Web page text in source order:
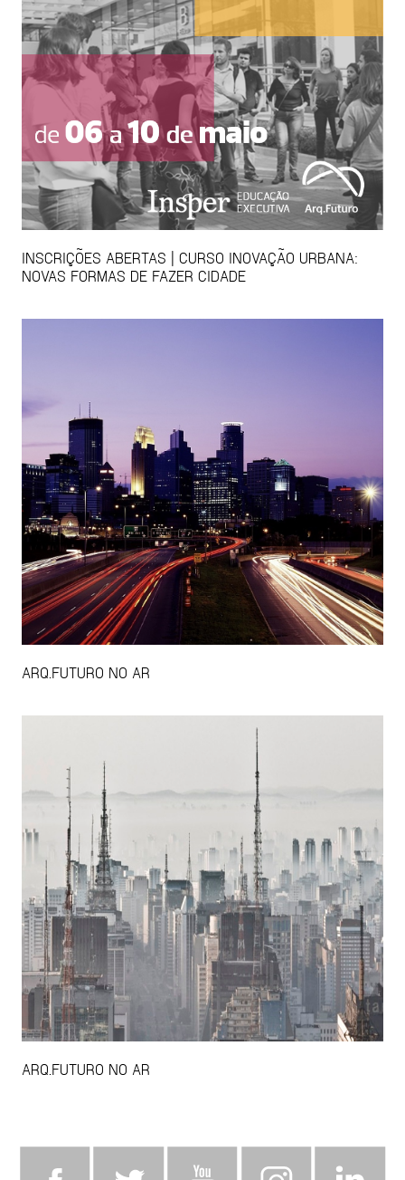
INSCRIÇÕES ABERTAS | CURSO INOVAÇÃO URBANA:
NOVAS FORMAS DE FAZER CIDADE
ARQ.FUTURO NO AR
ARQ.FUTURO NO AR